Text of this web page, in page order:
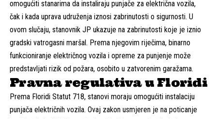
omogućiti stanarima da instaliraju punjače za električna vozila,
čak i kada uprava udruženja iznosi zabrinutosti o sigurnosti. U
ovom slučaju, stanovnik JP ukazuje na zabrinutosti koje je iznio
gradski vatrogasni maršal. Prema njegovim riječima, binarno
funkcioniranje električnog vozila i opreme za punjenje može
predstavljati rizik od požara, osobito u zatvorenim garažama.
Pravna regulativa u Floridi
Prema Floridi Statut 718, stanovi moraju omogućiti instalaciju
punjača električnih vozila. Ovaj zakon usmjeren je na poticanje